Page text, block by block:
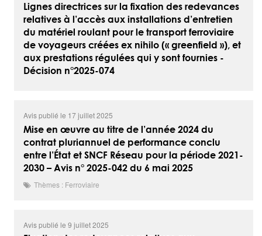
Lignes directrices sur la fixation des redevances
relatives à l’accès aux installations d’entretien
du matériel roulant pour le transport ferroviaire
de voyageurs créées ex nihilo (« greenfield »), et
aux prestations régulées qui y sont fournies -
Décision n°2025-074
Avis publié le 17 juillet 2025
Mise en œuvre au titre de l’année 2024 du
contrat pluriannuel de performance conclu
entre l’État et SNCF Réseau pour la période 2021-
2030 – Avis n° 2025-042 du 6 mai 2025
Thèmes : Ferroviaire
Avis publié le 9 juillet 2025